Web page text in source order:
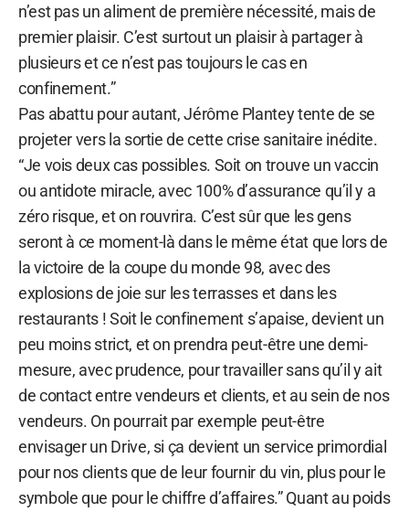
n’est pas un aliment de première nécessité, mais de
premier plaisir. C’est surtout un plaisir à partager à
plusieurs et ce n’est pas toujours le cas en
confinement.”
Pas abattu pour autant, Jérôme Plantey tente de se
projeter vers la sortie de cette crise sanitaire inédite.
“Je vois deux cas possibles. Soit on trouve un vaccin
ou antidote miracle, avec 100% d’assurance qu’il y a
zéro risque, et on rouvrira. C’est sûr que les gens
seront à ce moment-là dans le même état que lors de
la victoire de la coupe du monde 98, avec des
explosions de joie sur les terrasses et dans les
restaurants ! Soit le confinement s’apaise, devient un
peu moins strict, et on prendra peut-être une demi-
mesure, avec prudence, pour travailler sans qu’il y ait
de contact entre vendeurs et clients, et au sein de nos
vendeurs. On pourrait par exemple peut-être
envisager un Drive, si ça devient un service primordial
pour nos clients que de leur fournir du vin, plus pour le
symbole que pour le chiffre d’affaires.” Quant au poids